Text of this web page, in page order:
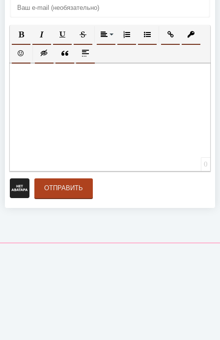
ПОЛУЖИРНЫЙ
КУРСИВПОДЧЕРКНУТЫЙ
ЗАЧЕРКНУТЫЙВЫРАВНИВАНИЕ
НУМЕРОВАННЫЙ СПИСОК
МАРКИРОВАННЫЙ
ВСТАВИТЬ
ВСТАВИТЬ СМАЙЛИК
ВСТАВКА СКРЫТОГО ТЕКСТА
ВСТАВКА ЦИТАТЫ
ВСТАВКА СПОЙЛЕРА
0
ОТПРАВИТЬ